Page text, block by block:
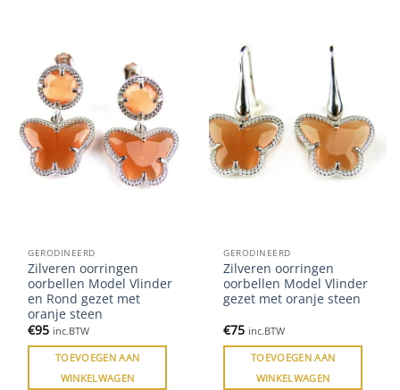
GERODINEERD
Zilveren oorringen
oorbellen Model Vlinder
en Rond gezet met
oranje steen
€95 inc.BTW
TOEVOEGEN AAN
WINKELWAGEN
GERODINEERD
Zilveren oorringen
oorbellen Model Vlinder
gezet met oranje steen
€75 inc.BTW
TOEVOEGEN AAN
WINKELWAGEN